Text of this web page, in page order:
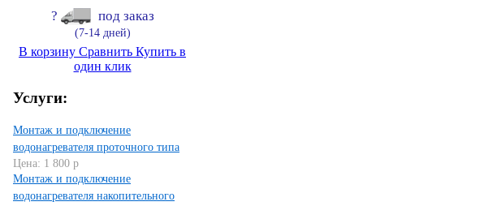
? под заказ
(7-14 дней)
В корзину Сравнить Купить в
один клик
Услуги:
Монтаж и подключение
водонагревателя проточного типа
Цена: 1 800 р
Монтаж и подключение
водонагревателя накопительного